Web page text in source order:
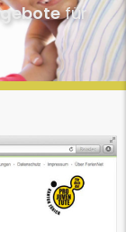
für